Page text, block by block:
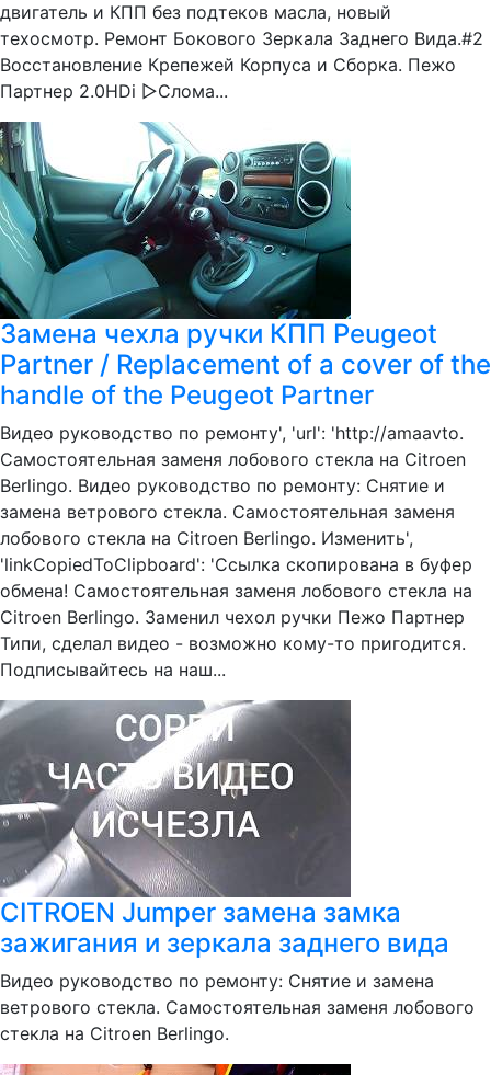
двигатель и КПП без подтеков масла, новый
техосмотр. Ремонт Бокового Зеркала Заднего Вида.#2
Восстановление Крепежей Корпуса и Сборка. Пежо
Партнер 2.0HDi ▻Слома...
Замена чехла ручки КПП Peugeot
Partner / Replacement of a cover of the
handle of the Peugeot Partner
Видео руководство по ремонту', 'url': 'http://amaavto.
Самостоятельная заменя лобового стекла на Citroen
Berlingo. Видео руководство по ремонту: Снятие и
замена ветрового стекла. Самостоятельная заменя
лобового стекла на Citroen Berlingo. Изменить',
'linkCopiedToClipboard': 'Ссылка скопирована в буфер
обмена! Самостоятельная заменя лобового стекла на
Citroen Berlingo. Заменил чехол ручки Пежо Партнер
Типи, сделал видео - возможно кому-то пригодится.
Подписывайтесь на наш...
CITROEN Jumper замена замка
зажигания и зеркала заднего вида
Видео руководство по ремонту: Снятие и замена
ветрового стекла. Самостоятельная заменя лобового
стекла на Citroen Berlingo.